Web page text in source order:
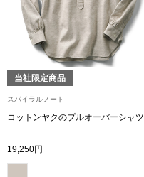
当社限定商品
スパイラルノート
コットンヤクのプルオーバーシャツ
19,250円